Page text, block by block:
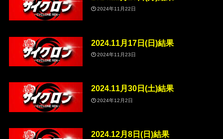
2024年11月22日
2024.11月17日(日)結果
2024年11月23日
2024.11月30日(土)結果
2024年12月2日
2024.12月8日(日)結果